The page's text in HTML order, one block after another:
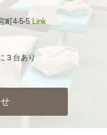
町4-5-5Link
３台あり